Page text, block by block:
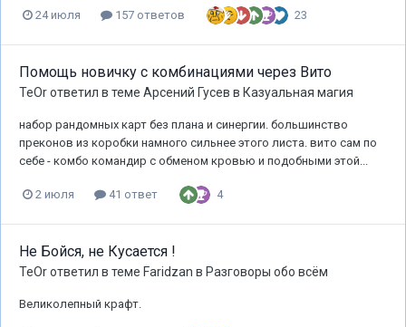
24 июля 157 ответов 23
Помощь новичку с комбинациями через Вито
TeOrответил в теме Арсений Гусев в Казуальная магия
набор рандомных карт без плана и синергии. большинство
преконов из коробки намного сильнее этого листа. вито сам по
себе - комбо командир с обменом кровью и подобными этой...
2 июля 41 ответ 4
Не Бойся, не Кусается !
TeOrответил в теме Faridzan в Разговоры обо всём
Великолепный крафт.